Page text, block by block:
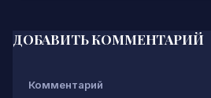
ДОБАВИТЬ КОММЕНТАРИЙ
Комментарий